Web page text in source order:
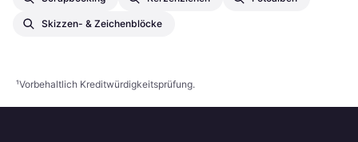
Skizzen- & Zeichenblöcke
¹Vorbehaltlich Kreditwürdigkeitsprüfung.